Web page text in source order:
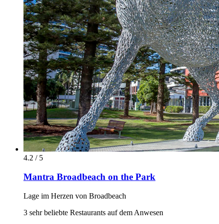
4.2 / 5
Mantra Broadbeach on the Park
Lage im Herzen von Broadbeach
3 sehr beliebte Restaurants auf dem Anwesen